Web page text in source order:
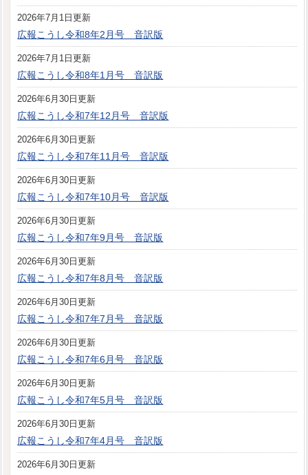
2026年7月1日更新
広報こうし令和8年2月号 音訳版
2026年7月1日更新
広報こうし令和8年1月号 音訳版
2026年6月30日更新
広報こうし令和7年12月号 音訳版
2026年6月30日更新
広報こうし令和7年11月号 音訳版
2026年6月30日更新
広報こうし令和7年10月号 音訳版
2026年6月30日更新
広報こうし令和7年9月号 音訳版
2026年6月30日更新
広報こうし令和7年8月号 音訳版
2026年6月30日更新
広報こうし令和7年7月号 音訳版
2026年6月30日更新
広報こうし令和7年6月号 音訳版
2026年6月30日更新
広報こうし令和7年5月号 音訳版
2026年6月30日更新
広報こうし令和7年4月号 音訳版
2026年6月30日更新